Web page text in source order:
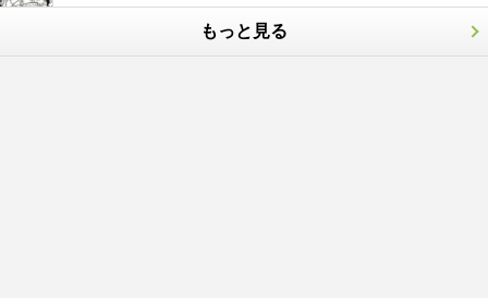
もっと見る